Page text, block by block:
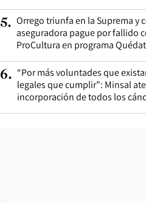
5. Orrego triunfa en la Suprema y
aseguradora pague por fallido
ProCultura en programa
6. “Por más voluntades que
legales que cumplir”: Minsal
incorporación de todos los